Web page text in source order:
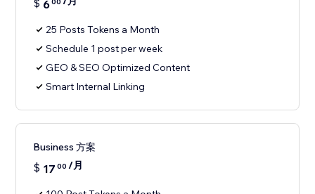
$ 600
25 Posts Tokens a Month
Schedule 1 post per week
GEO & SEO Optimized Content
Smart Internal Linking
Business 方案
$ 17 00 /月